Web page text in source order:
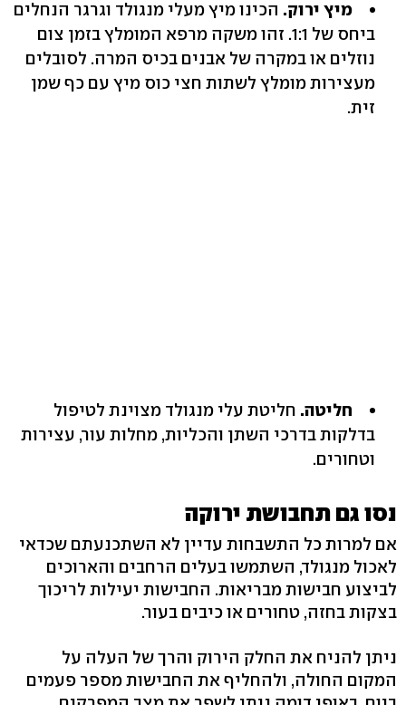
מיץ ירוק. הכינו מיץ מעלי מנגולד וגרגר הנחלים
ביחס של 1:1. זהו משקה מרפא המומלץ בזמן צום
נוזלים או במקרה של אבנים בכיס המרה. לסובלים
מעצירות מומלץ לשתות חצי כוס מיץ עם כף שמן
זית.
חליטה. חליטת עלי מנגולד מצוינת לטיפול
בדלקות בדרכי השתן והכליות, מחלות עור, עצירות
וטחורים.
נסו גם תחבושת ירוקה
אם למרות כל התשבחות עדיין לא השתכנעתם שכדאי
לאכול מנגולד, השתמשו בעלים הרחבים והארוכים
לביצוע חבישות מבריאות. החבישות יעילות לריכוך
בצקות בחזה, טחורים או כיבים בעור.
ניתן להניח את החלק הירוק והרך של העלה על
המקום החולה, ולהחליף את החבישות מספר פעמים